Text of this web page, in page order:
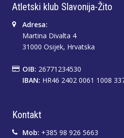
Atletski klub Slavonija-Žito
Adresa:
Martina Divalta 4
31000 Osijek, Hrvatska
OIB: 26771234530
IBAN: HR46 2402 0061 1008
Kontakt
Mob: +385 98 926 5663